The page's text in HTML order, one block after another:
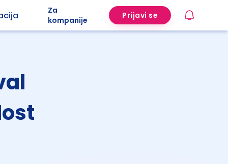
Za
kompanije
Prijavi se